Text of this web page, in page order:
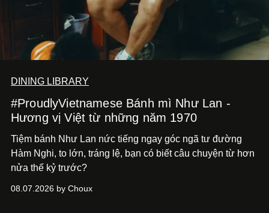
DINING LIBRARY
#ProudlyVietnamese Bánh mì Như Lan -
Hương vị Việt từ những năm 1970
Tiệm bánh Như Lan nức tiếng ngay góc ngã tư đường
Hàm Nghi, to lớn, tráng lệ, bạn có biết câu chuyện từ hơn
nửa thế kỷ trước?
08.07.2026 by Choux